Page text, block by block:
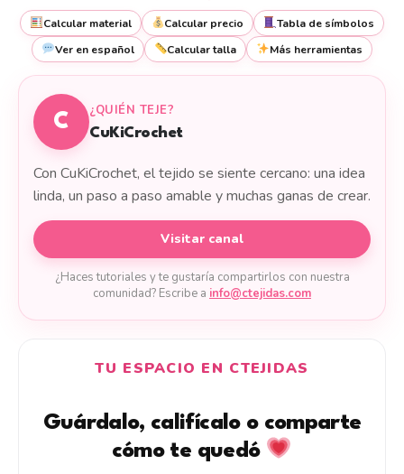
Calcular material Calcular precio
Tabla de símbolos
Ver en español
Calcular talla Más herramientas
C
¿QUIÉN TEJE?
CuKiCrochet
Con CuKiCrochet, el tejido se siente cercano: una idea
linda, un paso a paso amable y muchas ganas de crear.
Visitar canal
¿Haces tutoriales y te gustaría compartirlos con nuestra
comunidad? Escribe a info@ctejidas.com
TU ESPACIO EN CTEJIDAS
Guárdalo, califícalo o comparte
cómo te quedó